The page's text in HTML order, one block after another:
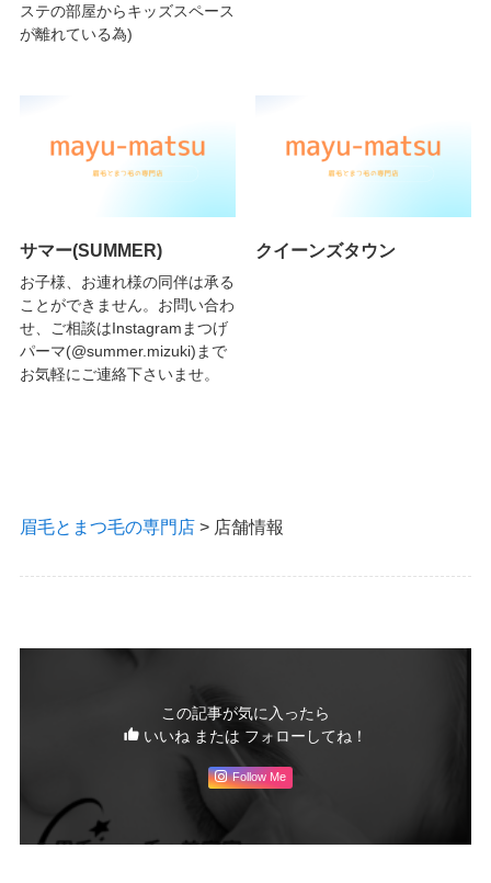
ステの部屋からキッズスペース
が離れている為)
サマー(SUMMER)
お子様、お連れ様の同伴は承る
ことができません。お問い合わ
せ、ご相談はInstagramまつげ
パーマ(@summer.mizuki)まで
お気軽にご連絡下さいませ。
クイーンズタウン
眉毛とまつ毛の専門店> 店舗情報
この記事が気に入ったら
いいね または フォローしてね！
Follow Me